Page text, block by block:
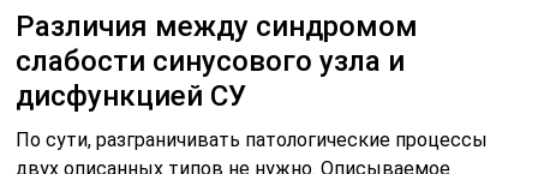
Различия между синдромом
слабости синусового узла и
дисфункцией СУ
По сути, разграничивать патологические процессы
двух описанных типов не нужно. Описываемое